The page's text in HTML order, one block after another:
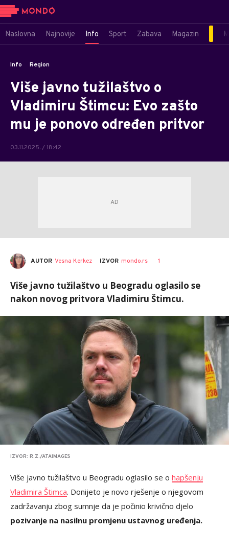
Naslovna Najnovije Info Sport Zabava Magazin
Info Region
Više javno tužilaštvo o
Vladimiru Štimcu: Evo zašto
mu je ponovo određen pritvor
03.11.2025. / 18:42
AUTOR Vesna Kerkez IZVOR mondo.rs 1
Više javno tužilaštvo u Beogradu oglasilo se
nakon novog pritvora Vladimiru Štimcu.
IZVOR: R.Z./ATAIMAGES
Više javno tužilaštvo u Beogradu oglasilo se o hapšenju
Vladimira Štimca. Donijeto je novo rješenje o njegovom
zadržavanju zbog sumnje da je počinio krivično djelo
pozivanje na nasilnu promjenu ustavnog uređenja.